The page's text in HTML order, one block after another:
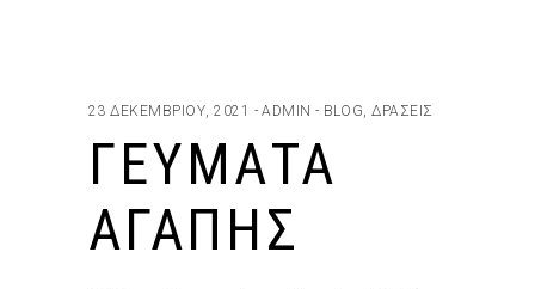
23 ΔΕΚΕΜΒΡΊΟΥ, 2021 ADMIN BLOG,ΔΡΆΣΕΙΣ
ΓΕΎΜΑΤΑ
ΑΓΆΠΗΣ